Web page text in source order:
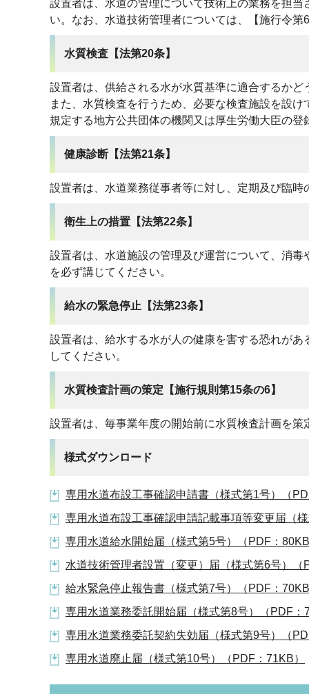
設置者は、水道の管理について技術上の業務を担
い。なお、水道技術管理者については、【施行令
水質検査【法第20条】
設置者は、供給される水が水質基準に適合するか
また、水質検査を行うため、必要な検査施設を設
規定する地方公共団体の機関又は厚生労働大臣の
健康診断【法第21条】
設置者は、水道業務従事者等に対し、定期及び臨
衛生上の措置【法第22条】
設置者は、水道施設の管理及び運営について、消
を必ず講じてください。
給水の緊急停止【法第23条】
設置者は、給水する水が人の健康を害する恐れが
してください。
水質検査計画の策定【施行規則第15条の6】
設置者は、毎事業年度の開始前に水質検査計画を策
様式ダウンロード
専用水道布設工事確認申請書（様式第1号）（
専用水道布設工事確認申請記載事項等変更届（
専用水道給水開始届（様式第5号）（PDF：
水道技術管理者設置（変更）届（様式第6号）（
給水緊急停止報告書（様式第7号）（PDF：
専用水道業務委託開始届（様式第8号）（PDF：
専用水道業務委託契約失効届（様式第9号）（
専用水道廃止届（様式第10号）（PDF：71KB）